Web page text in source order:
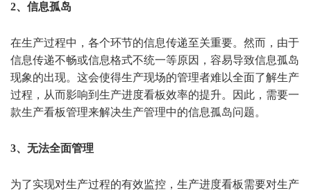
2、信息孤岛
在生产过程中，各个环节的信息传递至关重要。然而，由于
信息传递不畅或信息格式不统一等原因，容易导致信息孤岛
现象的出现。这会使得生产现场的管理者难以全面了解生产
过程，从而影响到生产进度看板效率的提升。因此，需要一
款生产看板管理来解决生产管理中的信息孤岛问题。
3、无法全面管理
为了实现对生产过程的有效监控，生产进度看板需要对生产